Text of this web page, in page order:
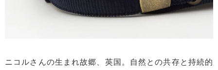
ニコルさんの生まれ故郷、英国。自然との共存と持続的